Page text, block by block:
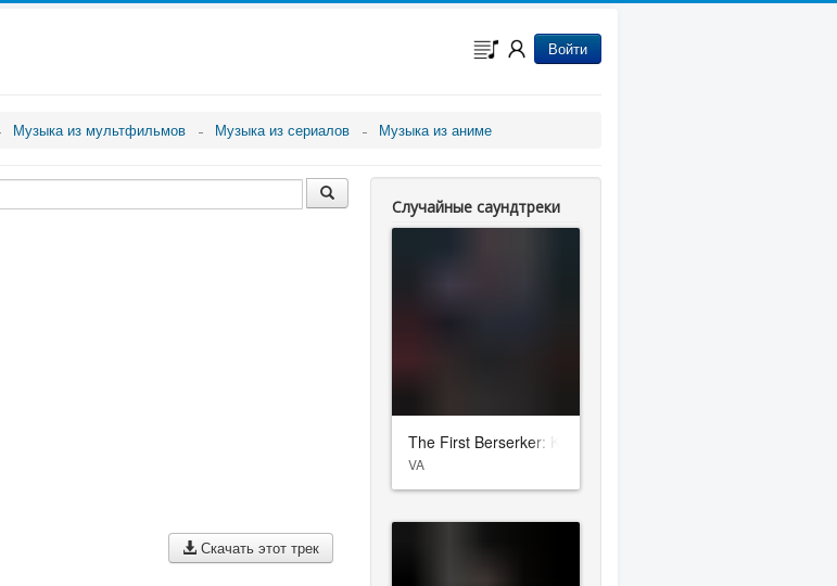
Войти
Музыка из мультфильмов Музыка из сериалов Музыка из аниме
Скачать этот трек
Случайные саундтреки
The First Berserker: Khazan
VA